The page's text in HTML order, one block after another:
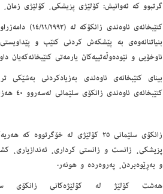
گرتبوو کە ئەوانیش: کۆلێژی پزیشکی، کۆلێژی
کتێبخانەی
بنیاتنانەوەی بە پێشکەش کردنی کتێب و
ناوخۆیی و نێودەوڵەتییەکان یارمەتی
کتێبخانەی ناوەندی زانکۆی سلێمانی لەسەروو ٤٠ ھەزارەوەیە، کە ١٥٠٠ نامە و ٣٠٠٠ توێژینەوە و ١٥٠٠ پەخشان نامەیە.
زانکۆی سلێمانی ٢٥ کۆلێژی لە
پزیشکی، زانست و زانستی کرداری، ئەندازیاری،
و بەڕێوەبردن، پەروەردە و ھونەر.
ھەشت کۆلێژ لە کۆلێژەکانی زانکۆی